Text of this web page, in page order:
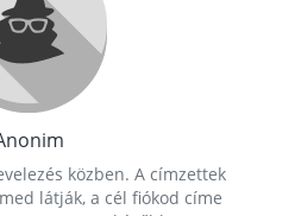
közben. A címzettek
látják, a cél fiókod címe